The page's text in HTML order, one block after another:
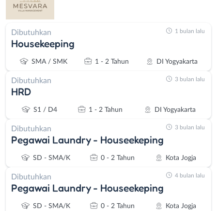
Dibutuhkan
Housekeeping
SMA / SMK 1 - 2 Tahun DI Yogyakarta
1 bulan lalu
Dibutuhkan
HRD
S1 / D4 1 - 2 Tahun DI Yogyakarta
3 bulan lalu
Dibutuhkan
Pegawai Laundry - Houseekeping
SD - SMA/K 0 - 2 Tahun Kota Jogja
3 bulan lalu
Dibutuhkan
Pegawai Laundry - Houseekeping
SD - SMA/K 0 - 2 Tahun Kota Jogja
4 bulan lalu